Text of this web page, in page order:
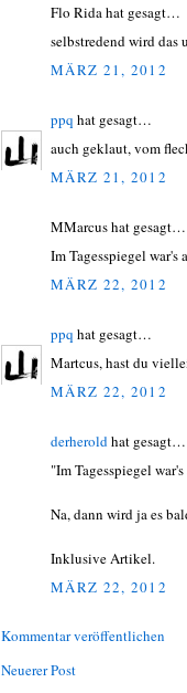
Flo Rida hat gesagt…
selbstredend wird
MÄRZ 21, 2012
ppq hat gesagt…
auch geklaut, vom
MÄRZ 21, 2012
MMarcus hat gesagt…
Im Tagesspiegel war's
MÄRZ 22, 2012
ppq hat gesagt…
Martcus, hast du
MÄRZ 22, 2012
derheroldhat gesagt…
"Im Tagesspiegel
Na, dann wird ja es
Inklusive Artikel.
MÄRZ 22, 2012
Kommentar veröffentlichen
Neuerer Post